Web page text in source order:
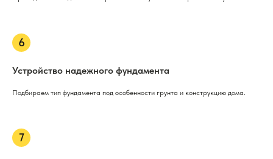
Устройство надежного фундамента
Подбираем тип фундамента под особенности грунта и конструкцию дома.